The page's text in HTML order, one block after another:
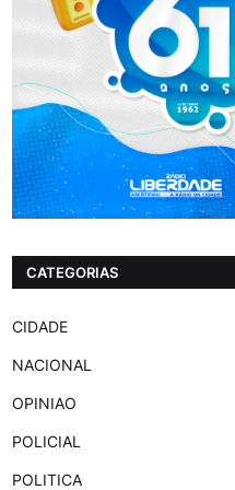
CATEGORIAS
CIDADE
NACIONAL
OPINIAO
POLICIAL
POLITICA